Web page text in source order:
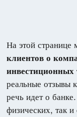
На этой странице
клиентов о
инвестиционных
реальные отзывы
речь идет о
физических, так